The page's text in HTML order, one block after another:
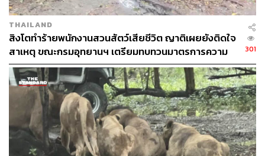
THAILAND
สิงโตทำร้ายพนักงานสวนสัตว์เสียชีวิต ญาติเผยยังติดใจ
สาเหตุ ขณะกรมอุทยานฯ เตรียมทบทวนมาตรการความ
ปลอดภัย
301